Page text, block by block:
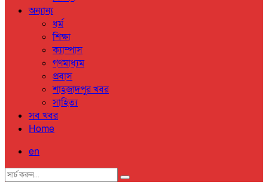
অন্যান্য
ধর্ম
শিক্ষা
ক্যাম্পাস
গণমাধ্যম
প্রবাস
শাহজাদপুর খবর
সাহিত্য
সব খবর
Home
en